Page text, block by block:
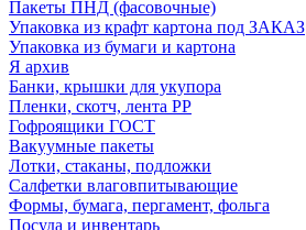
Пакеты ПНД (фасовочные)
Упаковка из крафт картона под ЗАКАЗ
Упаковка из бумаги и картона
Я архив
Банки, крышки для укупора
Пленки, скотч, лента РР
Гофроящики ГОСТ
Вакуумные пакеты
Лотки, стаканы, подложки
Салфетки влаговпитывающие
Формы, бумага, пергамент, фольга
Посуда и инвентарь